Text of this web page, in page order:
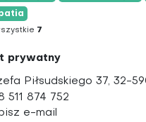
7
prywatny
Piłsudskiego 37, 32-
511 874 752
e-mail